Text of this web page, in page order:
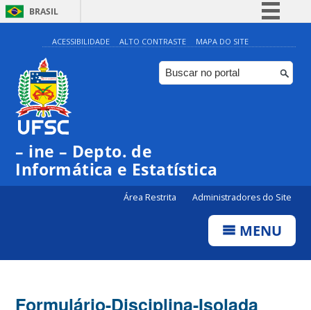
BRASIL
Simplifique!
Comunica BR
Participe
ACESSIBILIDADE ALTO CONTRASTE MAPA DO SITE
– ine – Depto. de
Informática e Estatística
Área Restrita Administradores do Site
MENU
Formulário-Disciplina-Isolada